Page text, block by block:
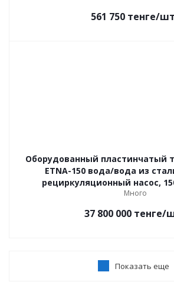
561 750тенге/шт
Оборудованный пластинчатый
ETNA-150 вода/вода из
рециркуляционный насос,
Много
37 800 000тенге/
Показать еще